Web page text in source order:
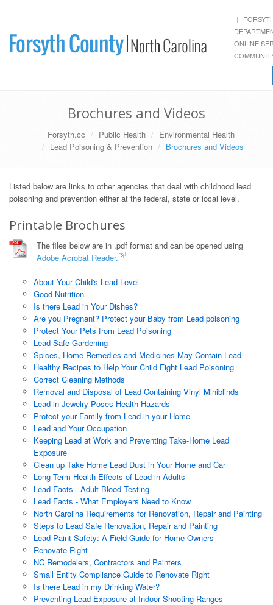
ONLINE
Brochures and Videos
Forsyth.cc Public Health
Environmental Health
Lead Poisoning & Prevention
Brochures and Videos
Listed below are links to other agencies that deal with childhood lead
poisoning and prevention either at the federal, state or local level.
Printable Brochures
The files below are in .pdf format and can be opened using
Adobe Acrobat Reader.
About Your Child's Lead Level
Good Nutrition
Is there Lead in Your Dishes?
Are you Pregnant? Protect your Baby from Lead poisoning
Protect Your Pets from Lead Poisoning
Lead Safe Gardening
S​pices, Home Remedies and Medicines May Contain Lead​
Healthy Recipes to Help Your Child Fight Lead Poisoning
Correct Cleaning Methods
Removal and Disposal of Lead Containing Vinyl Miniblinds
Lead in Jewelry Poses Health Hazards
Protect your Family from Lead in your Home
Lead and Your Occupation
Keeping Lead at Work and Preventing Take-Home Lead
Exposure
Clean up Take Home Lead Dust in Your Home and Car
Long Term Health Effects of Lead in Adults
Lead Facts - Adult Blood Testing
Lead Facts - What Employers Need to Know
North Carolina Requirements for Renovation, Repair and Painting
Steps to Lead Safe Renovation, Repair and Painting
Lead Paint Safety: A Field Guide for Home Owners
Renovate Right
NC Remodelers, Contractors and Painters
Small Entity Compliance Guide to Renovate Right
Is there Lead in my Drinking Water?
Preventing Lead Exposure at Indoor Shooting Ranges